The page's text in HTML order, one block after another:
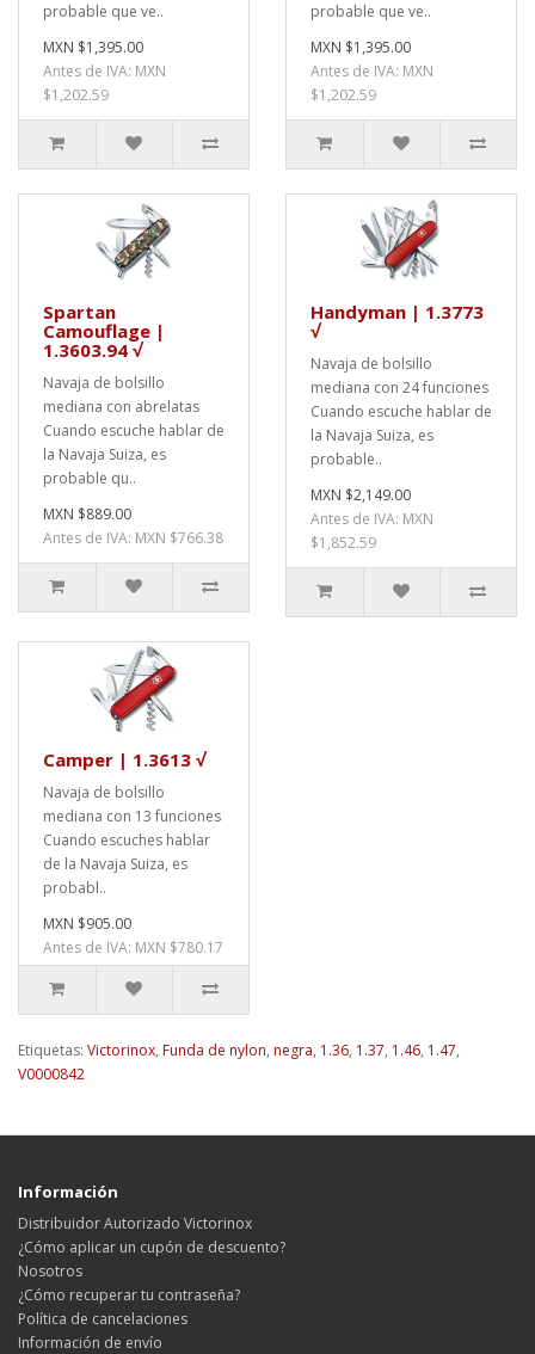
probable que ve..
MXN $1,395.00
Antes de IVA: MXN
$1,202.59
probable que ve..
MXN $1,395.00
Antes de IVA: MXN
$1,202.59
Spartan
Camouflage |
1.3603.94 √
Navaja de bolsillo
mediana con abrelatas
Cuando escuche hablar de
la Navaja Suiza, es
probable qu..
MXN $889.00
Antes de IVA: MXN $766.38
Handyman | 1.3773
√
Navaja de bolsillo
mediana con 24 funciones
Cuando escuche hablar de
la Navaja Suiza, es
probable..
MXN $2,149.00
Antes de IVA: MXN
$1,852.59
Camper | 1.3613 √
Navaja de bolsillo
mediana con 13 funciones
Cuando escuches hablar
de la Navaja Suiza, es
probabl..
MXN $905.00
Antes de IVA: MXN $780.17
Etiquetas: Victorinox, Funda de nylon, negra, 1.36, 1.37, 1.46, 1.47,
V0000842
Información
Distribuidor Autorizado Victorinox
¿Cómo aplicar un cupón de descuento?
Nosotros
¿Cómo recuperar tu contraseña?
Política de cancelaciones
Información de envío